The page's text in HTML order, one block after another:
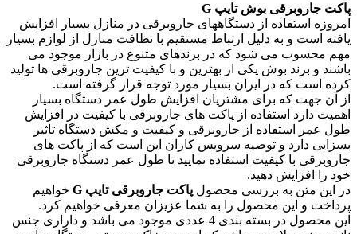
پاکت جاروبرقی بوش تایپ G
امروزه استفاده از دستگاههای جاروبرقی در منازل بسیار افزایش
یافته است و به دلیل ارتباط مستقیم با نظافت منازل از لوازم بسیار
مهم محسوب می شود که در برندهای متنوع در بازار موجود می
باشند و برند بوش یکی از بهترین و با کیفیت ترین جاروبرقی ها تولید
کرده است که در ایران بسیار مورد توجه قرار گرفته است.
از آن جهت که برای مشتریان افزایش طول عمر دستگاه بسیار
اهمیت دارد استفاده از پاکت های جاروبرقی با کیفیت در افزایش
طول عمر استفاده از جاروبرقی و کیفیت و مکش دستگاه تاثیر
بسزایی دارد و توصیه سرویس کاران این است که از پاکت های
جاروبرقی با کیفیت استفاده نمایید تا طول عمر دستگاه جاروبرقی
خود را افزایش دهید.
در این متن به بررسی محصول پاکت جاروبرقی تایپ G
خواهیم
پرداخت و این محصول را به شما عزیزان معرفی خواهیم کرد.
این محصول در بسته بندی 4 عددی موجود می باشد و داراری جنس